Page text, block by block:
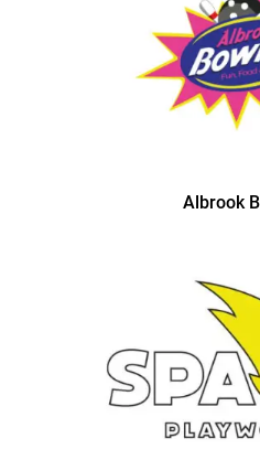
Albrook